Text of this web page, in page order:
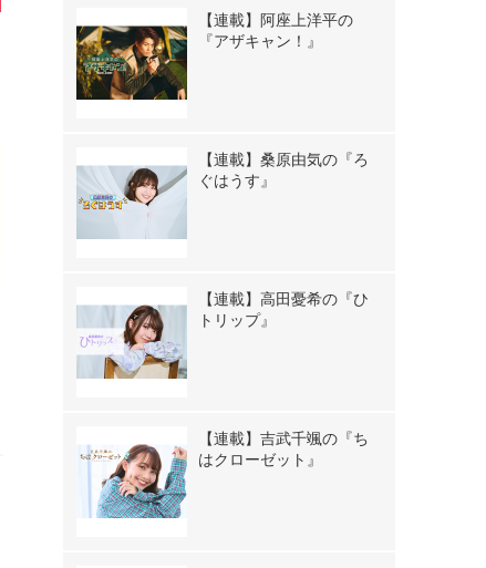
【連載】阿座上洋平の
『アザキャン！』
【連載】桑原由気の『ろ
ぐはうす』
【連載】高田憂希の『ひ
トリップ』
【連載】吉武千颯の『ち
はクローゼット』